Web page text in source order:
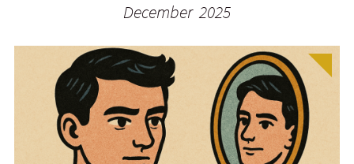
December 2025